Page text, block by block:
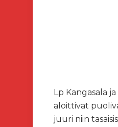
Lp Kangasala
aloittivat
juuri niin